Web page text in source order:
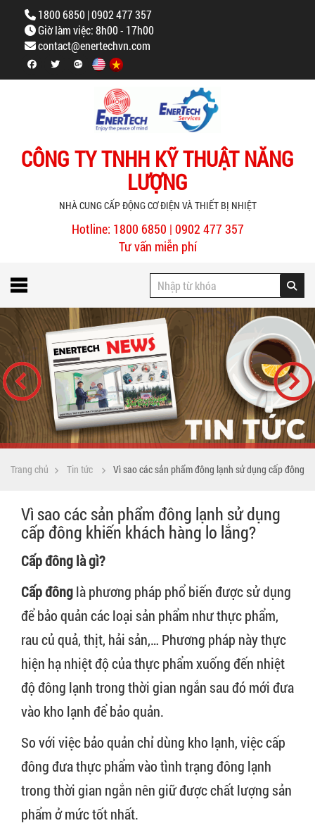
1800 6850 | 0902 477 357
Giờ làm việc: 8h00 - 17h00
contact@enertechvn.com
CÔNG TY TNHH KỸ THUẬT NĂNG
LƯỢNG
NHÀ CUNG CẤP ĐỘNG CƠ ĐIỆN VÀ THIẾT BỊ NHIỆT
Hotline: 1800 6850 | 0902 477 357
Tư vấn miễn phí
Trang chủ Tin tức Vì sao các sản phẩm đông lạnh sử dụng cấp đông
khiến khách hàng lo lắng?
Vì sao các sản phẩm đông lạnh sử dụng
cấp đông khiến khách hàng lo lắng?
Cấp đông là gì?
Cấp đônglà phương pháp phổ biến được sử dụng
để bảo quản các loại sản phẩm như thực phẩm,
rau củ quả, thịt, hải sản,… Phương pháp này thực
hiện hạ nhiệt độ của thực phẩm xuống đến nhiệt
độ đông lạnh trong thời gian ngắn sau đó mới đưa
vào kho lạnh để bảo quản.
So với việc bảo quản chỉ dùng kho lạnh, việc cấp
đông đưa thực phẩm vào tình trạng đông lạnh
trong thời gian ngắn nên giữ được chất lượng sản
phẩm ở mức tốt nhất.